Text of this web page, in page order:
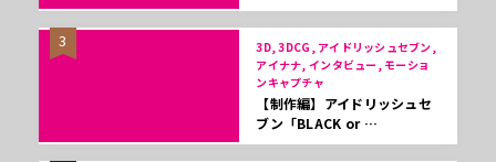
3
3D, 3DCG, アイドリッシュセブン,
アイナナ, インタビュー, モーショ
ンキャプチャ
【制作編】アイドリッシュセ
ブン「BLACK or …